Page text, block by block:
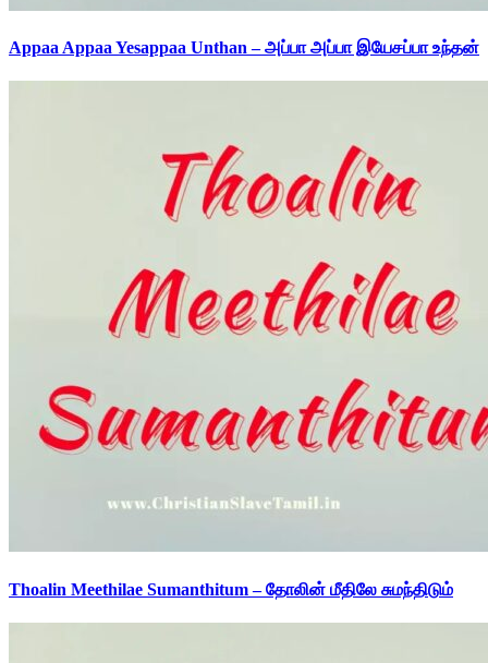
Appaa Appaa Yesappaa Unthan – அப்பா அப்பா இயேசப்பா உந்தன்
Thoalin Meethilae Sumanthitum – தோலின் மீதிலே சுமந்திடும்